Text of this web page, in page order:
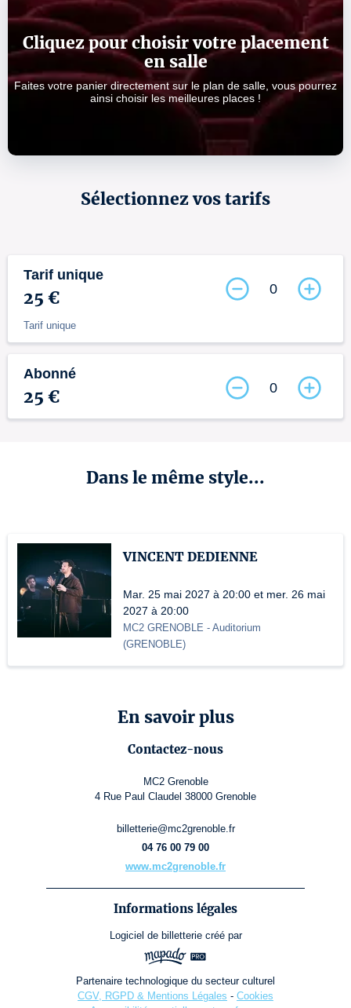
Cliquez pour choisir votre placement
en salle
Faites votre panier directement sur le plan de salle, vous pourrez
ainsi choisir les meilleures places !
Sélectionnez vos tarifs
Tarif unique
25 €
Tarif unique
0
Abonné
25 € 0
Dans le même style...
VINCENT DEDIENNE
Mar. 25 mai 2027 à 20:00 et mer. 26 mai
2027 à 20:00
MC2 GRENOBLE - Auditorium
(GRENOBLE)
En savoir plus
Contactez-nous
MC2 Grenoble
4 Rue Paul Claudel 38000 Grenoble
billetterie@mc2grenoble.fr
04 76 00 79 00
www.mc2grenoble.fr
Informations légales
Logiciel de billetterie créé par
Partenaire technologique du secteur culturel
CGV, RGPD & Mentions Légales - Cookies